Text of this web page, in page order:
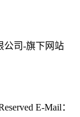
公司-旗下网站
E-Mail：